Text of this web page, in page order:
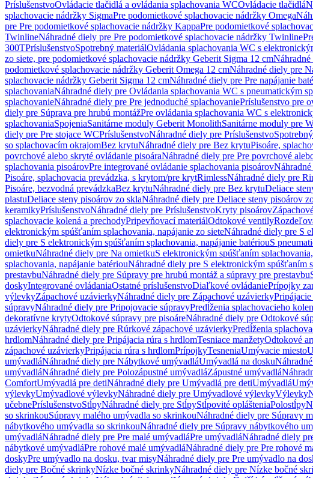
PríslušenstvoOvládacie tlačidlá a ovládania splachovania WCOvládacie tlačidlá
splachovacie nádržky SigmaPre podomietkové splachovacie nádržky Omega
pre Pre podomietkové splachovacie nádržky KappaPre podomietkové
TwinlineNáhradné diely pre Pre podomietkové splachovacie nádržky Twinline
300TPríslušenstvoSpotrebný materiálOvládania splachovania WC s
zo siete, pre podomietkové splachovacie nádržky Geberit Sigma 12 cm
podomietkové splachovacie nádržky Geberit Omega 12 cmNáhradné diely pre
splachovacie nádržky Geberit Sigma 12 cmNáhradné diely pre Pre napájanie
splachovaniaNáhradné diely pre Ovládania splachovania WC s pneumatickým
splachovanieNáhradné diely pre Pre jednoduché splachovaniePríslušenstvo pre
diely pre Súprava pre hrubú montážPre ovládania splachovania WC s
splachovaniaSpojeniaSanitárne moduly Geberit MonolithSanitárne moduly pre
diely pre Pre stojace WCPríslušenstvoNáhradné diely pre Príslušenstvo
so splachovacím okrajomBez krytuNáhradné diely pre Bez krytuPisoáre,
povrchové alebo skryté ovládanie pisoáraNáhradné diely pre Pre povrchové
splachovania pisoárovPre integrované ovládanie splachovania pisoárov
Pisoáre, splachovacia prevádzka, s krytom/pre krytRimlessNáhradné diely pre
Pisoáre, bezvodná prevádzkaBez krytuNáhradné diely pre Bez krytuDeliace
plastuDeliace steny pisoárov zo sklaNáhradné diely pre Deliace steny pisoárov
keramikyPríslušenstvoNáhradné diely pre PríslušenstvoKryty pisoárov
splachovacie kolená a prechodyPripevňovací materiálOdtokové ventily
elektronickým spúšťaním splachovania, napájanie zo sieteNáhradné diely pre S
diely pre S elektronickým spúšťaním splachovania, napájanie batériouS
omietkuNáhradné diely pre Na omietkuS elektronickým spúšťaním
splachovania, napájanie batériouNáhradné diely pre S elektronickým spúšťaním
prestavbuNáhradné diely pre Súpravy pre hrubú montáž a súpravy pre prestavbu
doskyIntegrované ovládaniaOstatné príslušenstvoDiaľkové ovládaniePrípojky
výlevkyZápachové uzávierkyNáhradné diely pre Zápachové uzávierky
súpravyNáhradné diely pre Pripojovacie súpravyPredĺženia splachovacieho
dekoratívne krytyOdtokové súpravy pre pisoáreNáhradné diely pre Odtokové
uzávierkyNáhradné diely pre Rúrkové zápachové uzávierkyPredĺženia
hrdlomNáhradné diely pre Pripájacia rúra s hrdlomTesniace manžetyOdtokové
zápachové uzávierkyPripájacia rúra s hrdlomPrípojkyTesneniaUmývacie miesto
umývadláNáhradné diely pre Nábytkové umývadláUmývadlá na dosku
umývadláNáhradné diely pre Polozápustné umývadláZápustné umývadlá
ComfortUmývadlá pre detiNáhradné diely pre Umývadlá pre detiUmývadlá
výlevkyUmývadlové výlevkyNáhradné diely pre Umývadlové výlevkyVýlevky
učebnePríslušenstvoStĺpyNáhradné diely pre StĺpyStĺpovité oplášteniaPolostĺpy
so skrinkouSúpravy malého umývadla so skrinkouNáhradné diely pre Súpravy
nábytkového umývadla so skrinkouNáhradné diely pre Súpravy nábytkového
umývadláNáhradné diely pre Pre malé umývadláPre umývadláNáhradné diely
nábytkové umývadláPre rohové malé umývadláNáhradné diely pre Pre rohové
doskyPre umývadlo na dosku, tvar misyNáhradné diely pre Pre umývadlo na
diely pre Bočné skrinkyNízke bočné skrinkyNáhradné diely pre Nízke bočné